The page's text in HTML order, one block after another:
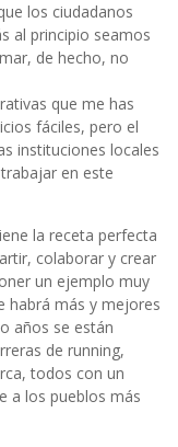
los ciudadanos
al principio seamos
de hecho, no
que me has
fáciles, pero el
instituciones locales
en este
la receta perfecta
colaborar y crear
un ejemplo muy
habrá más y mejores
años se están
de running,
todos con un
a los pueblos más